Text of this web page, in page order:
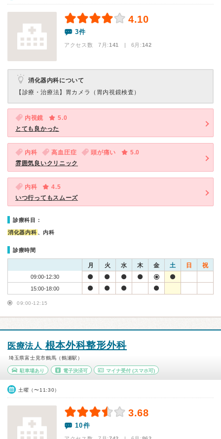
4.10
3件
アクセス数 7月:141 | 6月:142
消化器内科について
【診療・治療法】 胃カメラ（胃内視鏡検査）
内視鏡
5.0
とても良かった
内科 高血圧症 頭が痛い
5.0
雰囲気良いクリニック
内科
4.5
いつ行ってもスムーズ
診療科目：
消化器内科 、内科
診療時間
月 火 水 木 金 土 日 祝
09:00-12:30
15:00-18:00
09:00-12:15
医療法人 根本外科整形外科
埼玉県富士見市鶴馬（鶴瀬駅）
駐車場あり 電子決済可 マイナ受付 (スマホ可)
土曜（〜11:30）
3.68
10件